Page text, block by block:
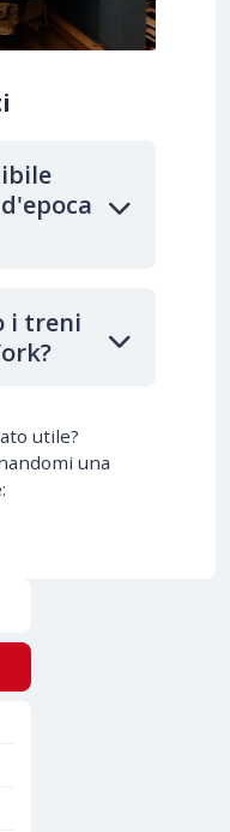
i treni
utile?
una